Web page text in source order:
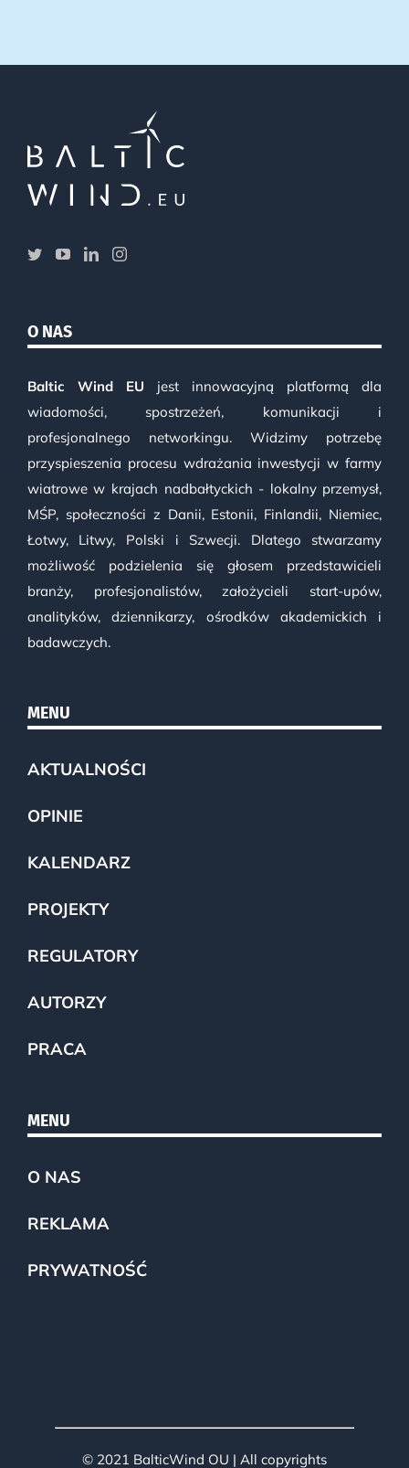
O NAS
Baltic Wind EU jest innowacyjną platformą dla
wiadomości, spostrzeżeń, komunikacji i
profesjonalnego networkingu. Widzimy potrzebę
przyspieszenia procesu wdrażania inwestycji w farmy
wiatrowe w krajach nadbałtyckich - lokalny przemysł,
MŚP, społeczności z Danii, Estonii, Finlandii, Niemiec,
Łotwy, Litwy, Polski i Szwecji. Dlatego stwarzamy
możliwość podzielenia się głosem przedstawicieli
branży, profesjonalistów, założycieli start-upów,
analityków, dziennikarzy, ośrodków akademickich i
badawczych.
MENU
AKTUALNOŚCI
OPINIE
KALENDARZ
PROJEKTY
REGULATORY
AUTORZY
PRACA
MENU
O NAS
REKLAMA
PRYWATNOŚĆ
© 2021 BalticWind OU | All copyrights